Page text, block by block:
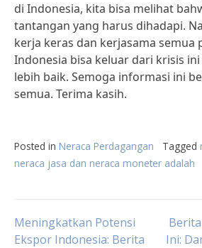
di Indonesia, kita bisa melihat
tantangan yang harus dihadapi.
kerja keras dan kerjasama semua
Indonesia bisa keluar dari krisis
lebih baik. Semoga informasi ini
semua. Terima kasih.
Posted in Neraca Perdagangan Tagged
neraca jasa dan neraca moneter adalah
Post
Meningkatkan Potensi
Ekspor Indonesia: Berita
Ini: